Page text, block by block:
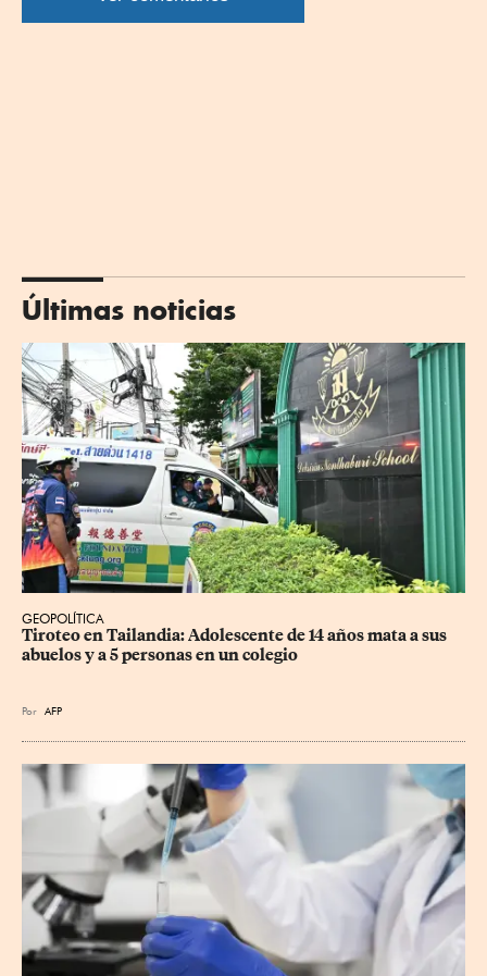
Últimas noticias
GEOPOLÍTICA
Tiroteo en Tailandia: Adolescente de 14 años mata a sus
abuelos y a 5 personas en un colegio
Por AFP